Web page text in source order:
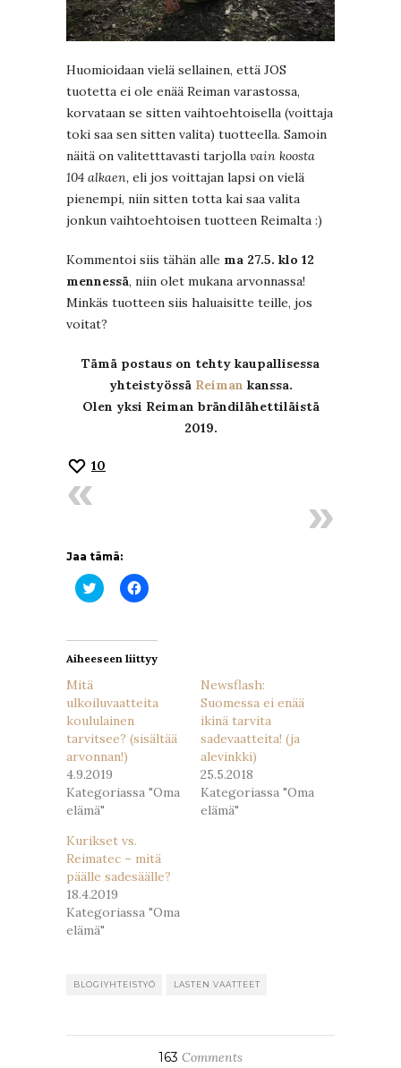
Huomioidaan vielä sellainen, että JOS
tuotetta ei ole enää Reiman varastossa,
korvataan se sitten vaihtoehtoisella (voittaja
toki saa sen sitten valita) tuotteella. Samoin
näitä on valitetttavasti tarjolla vain koosta
104 alkaen, eli jos voittajan lapsi on vielä
pienempi, niin sitten totta kai saa valita
jonkun vaihtoehtoisen tuotteen Reimalta :)
Kommentoi siis tähän alle ma 27.5. klo 12
mennessä, niin olet mukana arvonnassa!
Minkäs tuotteen siis haluaisitte teille, jos
voitat?
Tämä postaus on tehty kaupallisessa
yhteistyössä Reiman kanssa.
Olen yksi Reiman brändilähettiläistä
2019.
10
Jaa tämä:
Jaa
Twitterissä(Avautuu
Jaa
Facebookissa(Avautuu
Aiheeseen liittyy
Mitä
ulkoiluvaatteita
koululainen
tarvitsee? (sisältää
arvonnan!)
4.9.2019
Kategoriassa "Oma
elämä"
Newsflash:
Suomessa ei enää
ikinä tarvita
sadevaatteita! (ja
alevinkki)
25.5.2018
Kategoriassa "Oma
elämä"
Kurikset vs.
Reimatec – mitä
päälle sadesäälle?
18.4.2019
Kategoriassa "Oma
elämä"
BLOGIYHTEISTYÖ LASTEN VAATTEET
163 Comments